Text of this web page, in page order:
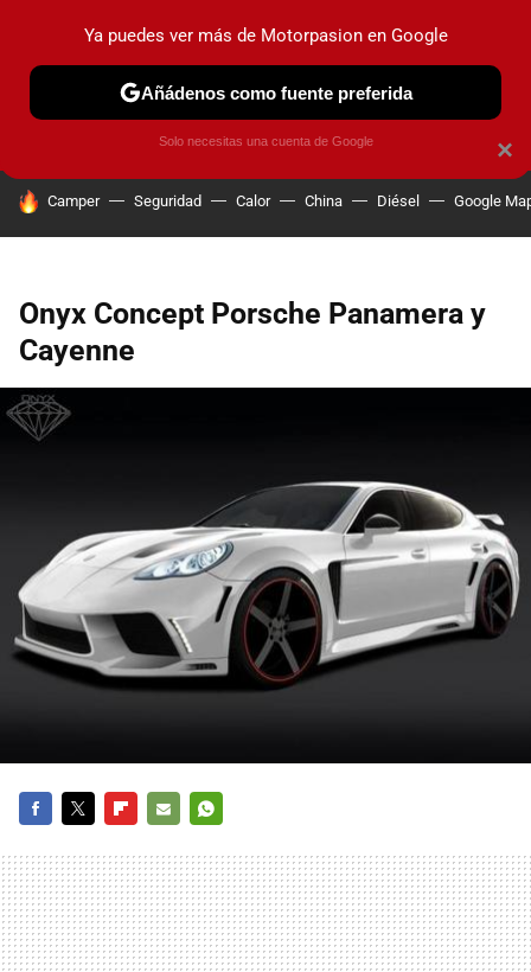
PRUEBAS COCHES ELÉCTRICOS OBSERVATORIO
HOY SE HABLA DE
Camper Seguridad Calor China Diésel Google
Onyx Concept Porsche Panamera y
Cayenne
MAIL
×
Ya puedes ver más de Motorpasion en Google
Añádenos como fuente preferida
Solo necesitas una cuenta de Google